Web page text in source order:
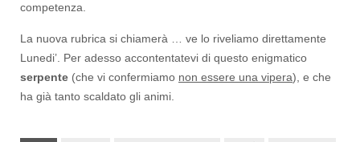
competenza.
La nuova rubrica si chiamerà … ve lo riveliamo direttamente
Lunedi’. Per adesso accontentatevi di questo enigmatico
serpente (che vi confermiamo non essere una vipera), e che
ha già tanto scaldato gli animi.